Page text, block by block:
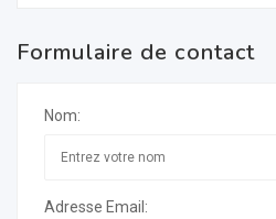
Formulaire de contact
Nom:
Adresse Email: